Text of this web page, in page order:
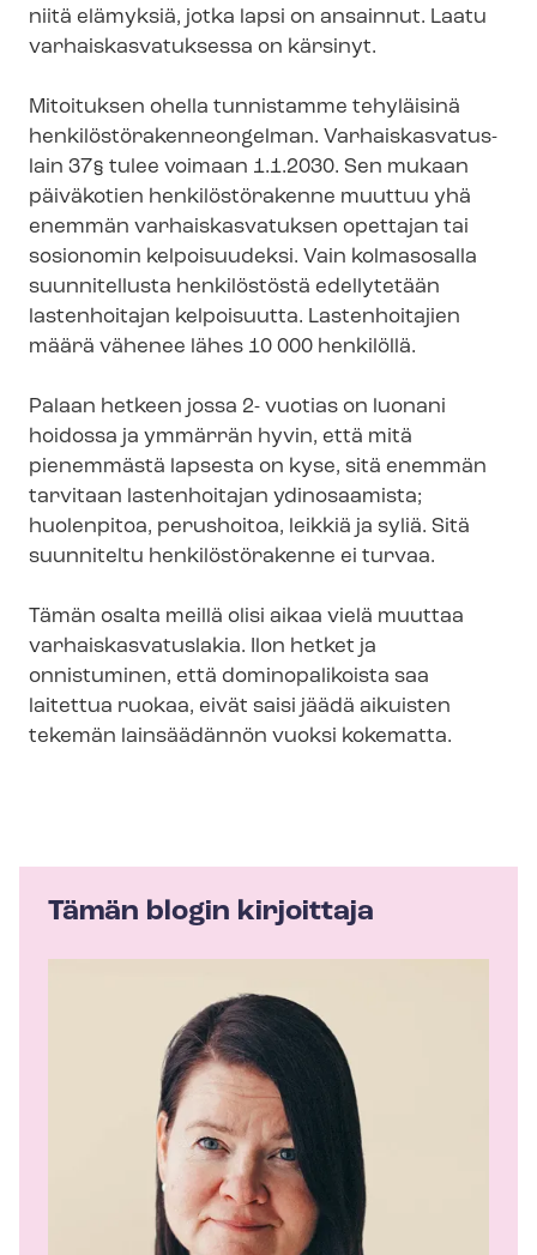
niitä elämyksiä, jotka lapsi on ansainnut. Laatu
var­hais­kas­va­tuk­ses­sa on kärsinyt.
Mitoituksen ohella tunnistamme tehyläisinä
hen­ki­lös­tö­ra­ken­neon­gel­man. Var­hais­kas­va­tus­
lain 37§ tulee voimaan 1.1.2030. Sen mukaan
päiväkotien henkilöstörakenne muuttuu yhä
enemmän var­hais­kas­va­tuk­sen opettajan tai
sosionomin kelpoisuudeksi. Vain kolmasosalla
suunnitellusta henkilöstöstä edellytetään
lastenhoitajan kelpoisuutta. Lastenhoitajien
määrä vähenee lähes 10 000 henkilöllä.
Palaan hetkeen jossa 2- vuotias on luonani
hoidossa ja ymmärrän hyvin, että mitä
pienemmästä lapsesta on kyse, sitä enemmän
tarvitaan lastenhoitajan ydinosaamista;
huolenpitoa, perushoitoa, leikkiä ja syliä. Sitä
suunniteltu henkilöstörakenne ei turvaa.
Tämän osalta meillä olisi aikaa vielä muuttaa
var­hais­kas­va­tus­la­kia. Ilon hetket ja
onnistuminen, että dominopalikoista saa
laitettua ruokaa, eivät saisi jäädä aikuisten
tekemän lainsäädännön vuoksi kokematta.
Tämän blogin kirjoittaja